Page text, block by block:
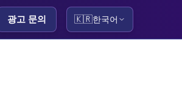
광고 문의 🇰🇷한국어